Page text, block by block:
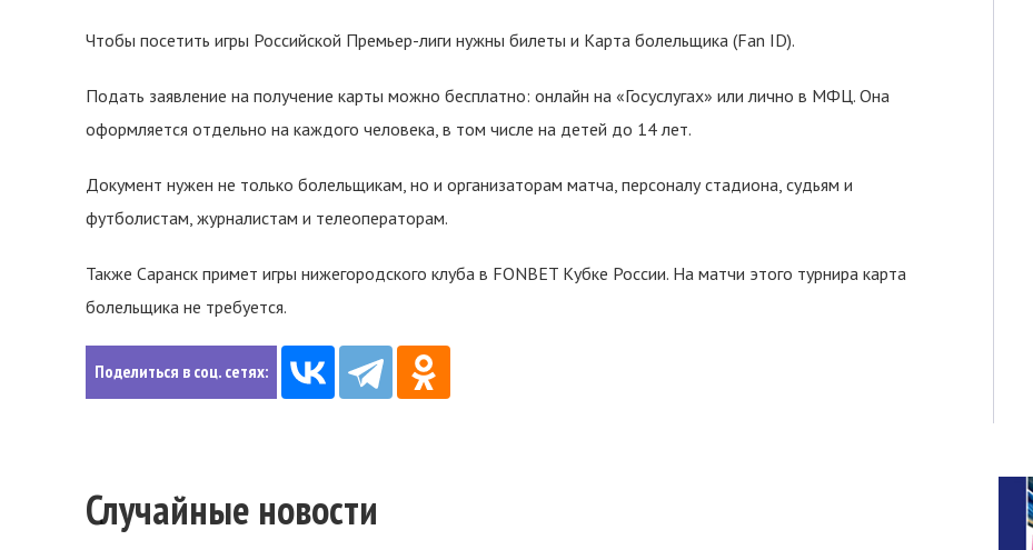
Чтобы посетить игры Российской Премьер-лиги нужны билеты и Карта болельщика (Fan ID).
Подать заявление на получение карты можно бесплатно: онлайн на «Госуслугах» или лично в МФЦ. Она
оформляется отдельно на каждого человека, в том числе на детей до 14 лет.
Документ нужен не только болельщикам, но и организаторам матча, персоналу стадиона, судьям и
футболистам, журналистам и телеоператорам.
Также Саранск примет игры нижегородского клуба в FONBET Кубке России. На матчи этого турнира карта
болельщика не требуется.
Поделиться в соц. сетях:
Случайные новости